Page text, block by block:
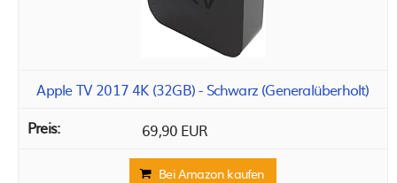
Apple TV 2017 4K (32GB) - Schwarz (Generalüberholt)
69,90 EUR
Bei Amazon kaufen